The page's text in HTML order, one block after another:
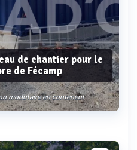
de chantier pour le
de Fécamp
modulaire en conteneur